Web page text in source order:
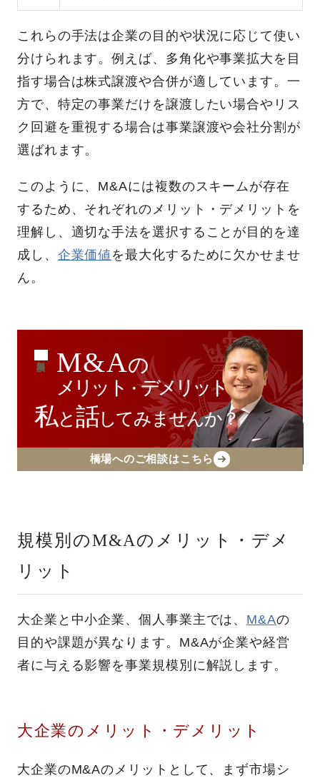
これらの手法は企業の目的や状況に応じて使い
分けられます。例えば、多角化や事業拡大を目
指す場合は株式譲渡や合併が適しています。一
方で、特定の事業だけを譲渡したい場合やリス
ク回避を重視する場合は事業譲渡や会社分割が
選ばれます。
このように、M&Aには複数のスキームが存在
するため、それぞれのメリット・デメリットを
理解し、適切な手法を選択することが目的を達
成し、 企業価値 を最大化するために欠かせませ
ん。
M&Aの
メリット ・デメリット
私と話してみませんか？
橋場へのご相談はこちら
規模別のM&Aのメリット・デメ
リット
大企業と中小企業、個人事業主では、 M&Aの
目的や課題が異なります。M&Aが企業や経営
者に与える影響を事業規模別に解説します。
大企業のメリット・デメリット
大企業のM&Aのメリットとして、まず市場シ